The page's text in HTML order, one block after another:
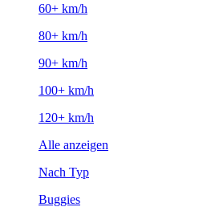
60+ km/h
80+ km/h
90+ km/h
100+ km/h
120+ km/h
Alle anzeigen
Nach Typ
Buggies